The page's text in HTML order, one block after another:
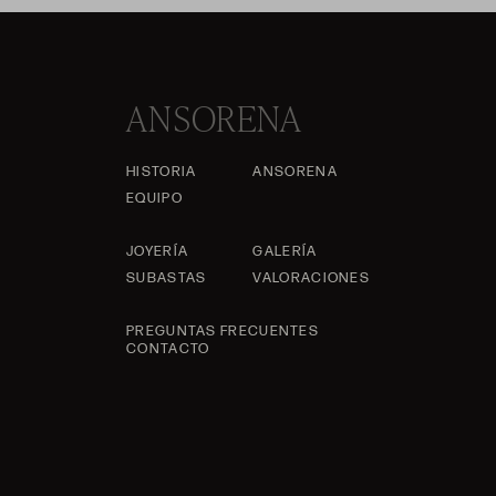
ANSORENA
HISTORIA
ANSORENA
EQUIPO
JOYERÍA
GALERÍA
SUBASTAS
VALORACIONES
PREGUNTAS FRECUENTES
CONTACTO